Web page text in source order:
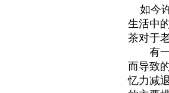
如今
生活中
茶对于
有一
而导致
忆力减